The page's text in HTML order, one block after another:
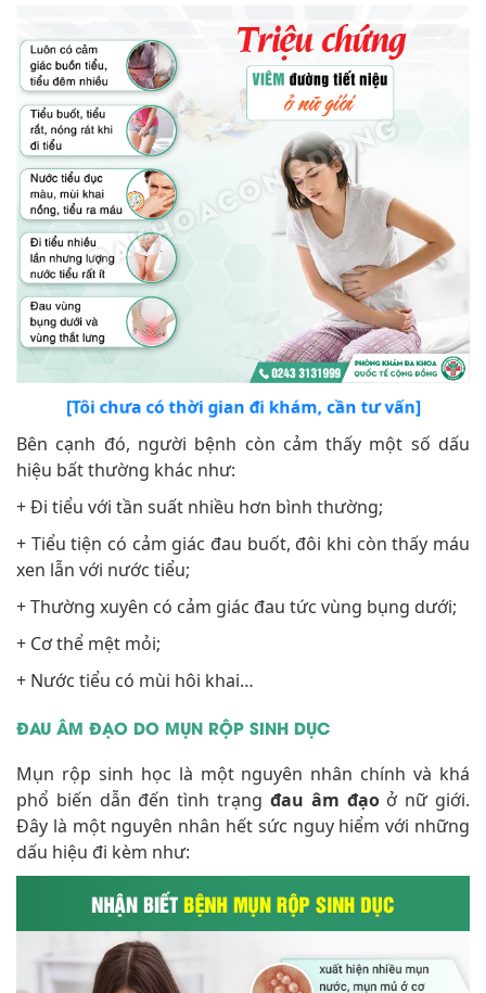
[Tôi chưa có thời gian đi khám, cần tư vấn]
Bên cạnh đó, người bệnh còn cảm thấy một số dấu
hiệu bất thường khác như:
+ Đi tiểu với tần suất nhiều hơn bình thường;
+ Tiểu tiện có cảm giác đau buốt, đôi khi còn thấy máu
xen lẫn với nước tiểu;
+ Thường xuyên có cảm giác đau tức vùng bụng dưới;
+ Cơ thể mệt mỏi;
+ Nước tiểu có mùi hôi khai…
ĐAU ÂM ĐẠO DO MỤN RỘP SINH DỤC
Mụn rộp sinh học là một nguyên nhân chính và khá
phổ biến dẫn đến tình trạng đau âm đạoở nữ giới.
Đây là một nguyên nhân hết sức nguy hiểm với những
dấu hiệu đi kèm như: